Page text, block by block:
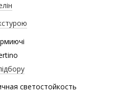
светостойкость